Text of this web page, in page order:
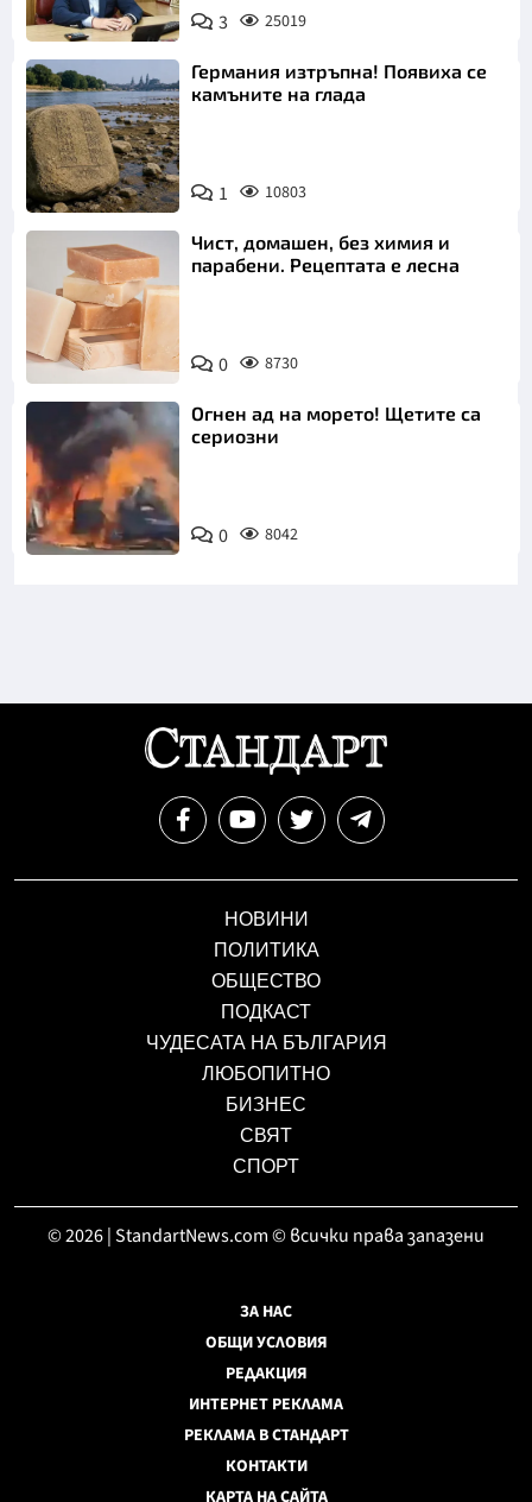
3 25019
Германия изтръпна! Появиха се
камъните на глада
1 10803
Чист, домашен, без химия и
парабени. Рецептата е лесна
0 8730
Огнен ад на морето! Щетите са
сериозни
0 8042
НОВИНИ
ПОЛИТИКА
ОБЩЕСТВО
ПОДКАСТ
ЧУДЕСАТА НА БЪЛГАРИЯ
ЛЮБОПИТНО
БИЗНЕС
СВЯТ
СПОРТ
© 2026 | StandartNews.com © всички права запазени
ЗА НАС
ОБЩИ УСЛОВИЯ
РЕДАКЦИЯ
ИНТЕРНЕТ РЕКЛАМА
РЕКЛАМА В СТАНДАРТ
КОНТАКТИ